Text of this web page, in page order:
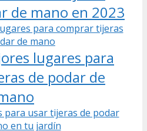
de mano en 2023
lugares para
de podar de